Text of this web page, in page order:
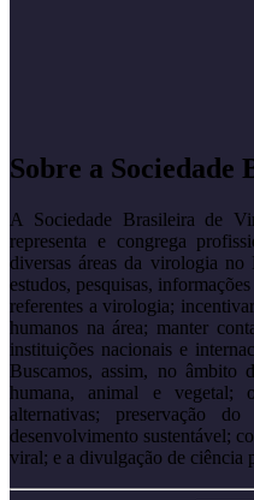
Sobre a
A Sociedade Brasileira de
representa e congrega
diversas áreas da virologia
estudos, pesquisas,
referentes a virologia;
humanos na área; manter
instituições nacionais e
Buscamos, assim, no âmbito
humana, animal e vegetal;
alternativas; preservação
desenvolvimento sustentável;
viral; e a divulgação de ciência